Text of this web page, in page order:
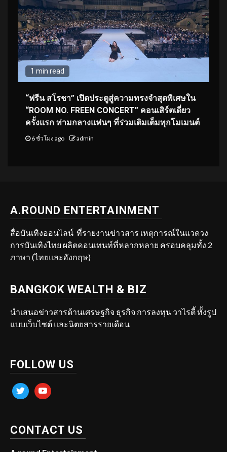
1 min read
“ฟรีน สโรชา” เปิดประตูสู่ความทรงจำสุดพิเศษใน
“ROOM NO. FREEN CONCERT” คอนเสิร์ตเดี่ยว
ครั้งแรก ท่ามกลางแฟนๆ ที่ร่วมเติมเต็มทุกโมเมนต์
6 ชั่วโมง ago admin
A.ROUND ENTERTAINMENT
สื่อบันเทิงออนไลน์ ที่รายงานข่าวสาร เหตุการณ์ในแวดวง
การบันเทิงไทย ผลิตคอนเทนท์ที่หลากหลาย ครอบคลุมทั้ง 2
ภาษา (ไทยและอังกฤษ)
BANGKOK WEALTH & BIZ
นำเสนอข่าวสารด้านเศรษฐกิจ ธุรกิจ การลงทุน วาไรตี้ ทั้งรูป
แบบเว็บไซต์ และนิตยสารรายเดือน
FOLLOW US
twitter youtube
CONTACT US